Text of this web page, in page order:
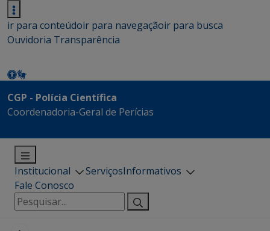
ir para conteúdoir para navegaçãoir para busca
Ouvidoria Transparência
CGP - Polícia Científica
Coordenadoria-Geral de Perícias
Institucional ServiçosInformativos
Fale Conosco
Pesquisar
por: